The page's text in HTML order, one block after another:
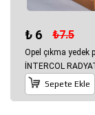
₺ 6 ₺7.5
Opel çıkma yedek
İNTERCOL
Sepete Ekle